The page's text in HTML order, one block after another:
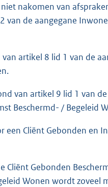
nakomen van
van de aangegane
artikel 8 lid 1 van de
van artikel 9 lid 1 van
Beschermd- / Begeleid
Cliënt Gebonden en
Cliënt Gebonden
Wonen wordt zoveel